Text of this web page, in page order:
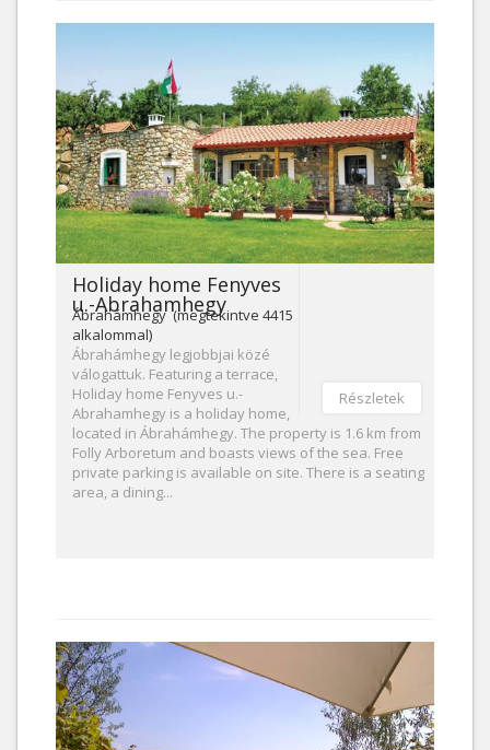
Részletek
Holiday home Fenyves
u.-Abrahamhegy
Ábrahámhegy (megtekintve 4415
alkalommal)
Ábrahámhegy legjobbjai közé
válogattuk. Featuring a terrace,
Holiday home Fenyves u.-
Abrahamhegy is a holiday home,
located in Ábrahámhegy. The property is 1.6 km from
Folly Arboretum and boasts views of the sea. Free
private parking is available on site. There is a seating
area, a dining...